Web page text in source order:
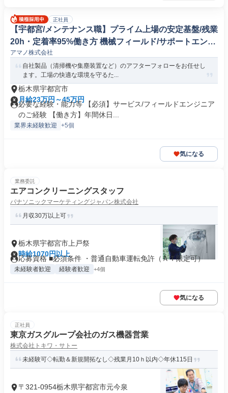
正社員
【宇都宮/メンテナンス職】プライム上場の安定基盤/残業
20h・定着率95%働き方 機械フィールド/サポートエンジ
ニア
アマノ株式会社
自社製品（清掃機や集塵装置など）のアフターフォローをお任せし
ます。工場の快適な環境を守るた...
栃木県宇都宮市
月給23万円～45万円
必要な経験・能力等 【必須】サービス/フィールドエンジニア
のご経験 【働き方】年間休日...
業界未経験歓迎 +5個
気になる
業務委託
エアコンクリーニングスタッフ
パナソニックマーケティングジャパン株式会社
月収30万以上可
栃木県宇都宮市上戸祭
時給1070円以上
応募資格 ■必須条件 ・普通自動車運転免許（ＡＴ限定可）
未経験者歓迎 経験者歓迎 +4個
気になる
正社員
東京ガスグループ会社のガス機器営業
株式会社トキワ・サトー
未経験可◇転勤＆新規開拓なし◇残業月10ｈ以内◇年休115日
〒321-0954栃木県宇都宮市元今泉